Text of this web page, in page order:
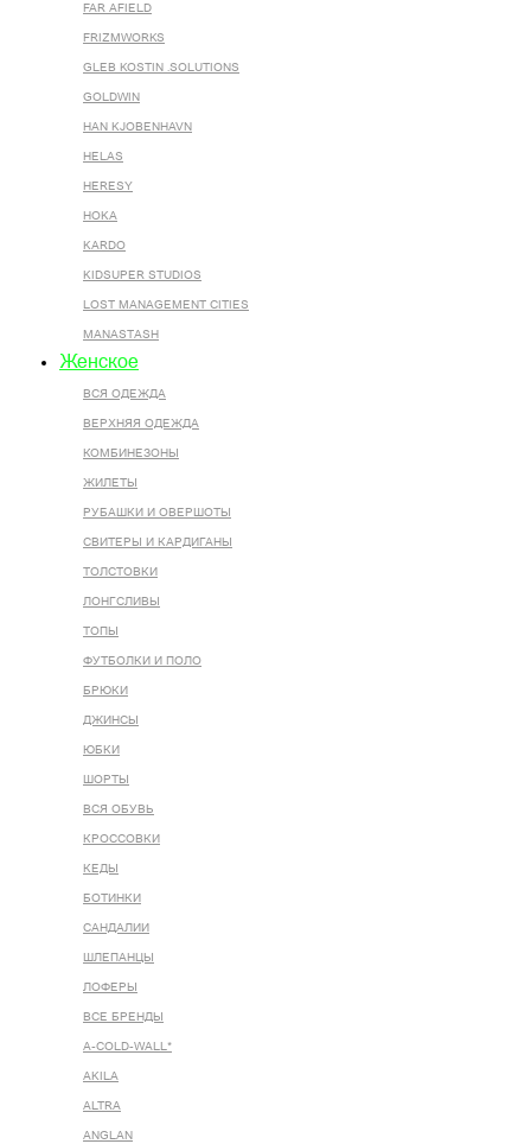
FAR AFIELD
FRIZMWORKS
GLEB KOSTIN .SOLUTIONS
GOLDWIN
HAN KJOBENHAVN
HELAS
HERESY
HOKA
KARDO
KIDSUPER STUDIOS
LOST MANAGEMENT CITIES
MANASTASH
Женское
ВСЯ ОДЕЖДА
ВЕРХНЯЯ ОДЕЖДА
КОМБИНЕЗОНЫ
ЖИЛЕТЫ
РУБАШКИ И ОВЕРШОТЫ
СВИТЕРЫ И КАРДИГАНЫ
ТОЛСТОВКИ
ЛОНГСЛИВЫ
ТОПЫ
ФУТБОЛКИ И ПОЛО
БРЮКИ
ДЖИНСЫ
ЮБКИ
ШОРТЫ
ВСЯ ОБУВЬ
КРОССОВКИ
КЕДЫ
БОТИНКИ
САНДАЛИИ
ШЛЕПАНЦЫ
ЛОФЕРЫ
ВСЕ БРЕНДЫ
A-COLD-WALL*
AKILA
ALTRA
ANGLAN